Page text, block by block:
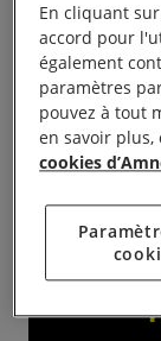
Le débat
en droit
“Armes et
France.
En cliquant sur
accord pour
également
paramètres
pouvez à tout
en savoir plus,
cookies